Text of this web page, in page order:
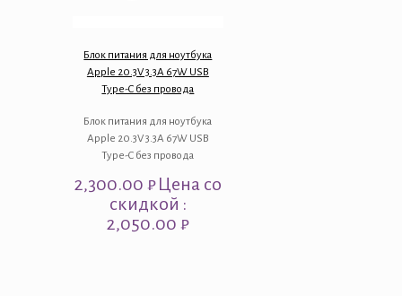
Блок питания для ноутбука
Apple 20.3V 3.3A 67W USB
Type-C без провода
Блок питания для ноутбука
Apple 20.3V 3.3A 67W USB
Type-C без провода
2,300.00₽Цена со
скидкой :
2,050.00 ₽